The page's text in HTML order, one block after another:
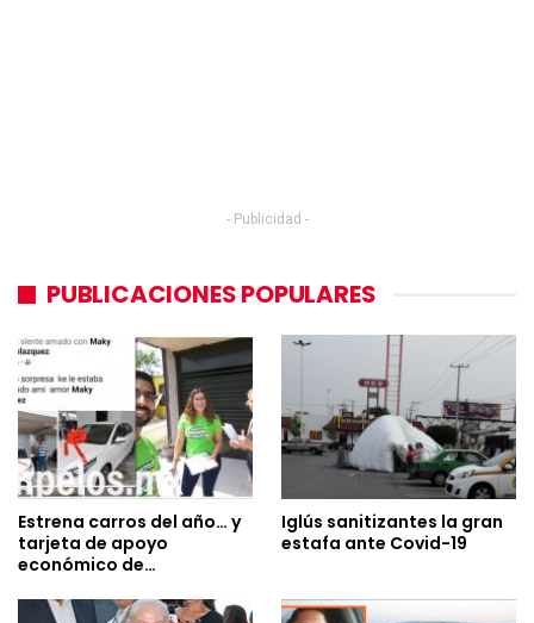
- Publicidad -
PUBLICACIONES POPULARES
Estrena carros del año… y
tarjeta de apoyo
económico de…
Iglús sanitizantes la gran
estafa ante Covid-19